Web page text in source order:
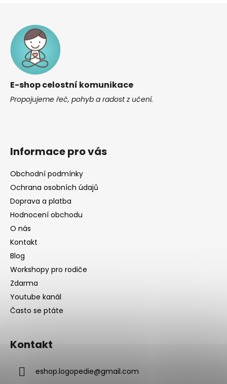
E-shop celostní komunikace
Propojujeme řeč, pohyb a radost z učení.
Informace pro vás
Obchodní podmínky
Ochrana osobních údajů
Doprava a platba
Hodnocení obchodu
O nás
Kontakt
Blog
Workshopy pro rodiče
Zdarma
Youtube kanál
Často se ptáte
Kontakt
eshop.logopedie@gmail.com